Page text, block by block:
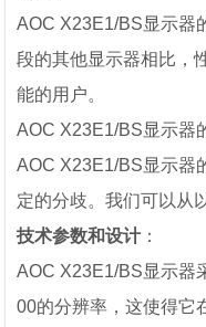
AOC X23E1/BS显示器
段的其他显示器相比，
能的用户。
AOC X23E1/BS显示器
AOC X23E1/BS显示器
定的分歧。我们可以从
技术参数和设计：
AOC X23E1/BS显示器
00的分辨率，这使得它